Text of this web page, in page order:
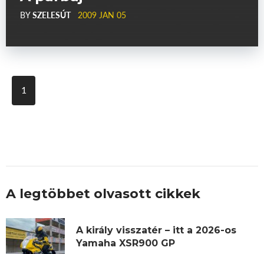
BYSZELESÚT 2009 JAN 05
1
A legtöbbet olvasott cikkek
A király visszatér – itt a 2026-os
Yamaha XSR900 GP